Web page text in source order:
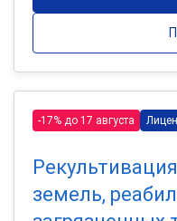
-17% до 17 августа
земель,